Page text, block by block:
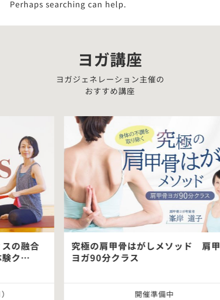
Perhaps searching can help.
ヨガ講座
ヨガジェネレーション主催の
おすすめ講座
究極の肩甲骨はがしメソッド 肩甲骨
ヨガ90分クラス